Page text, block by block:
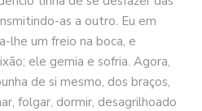
as a outro. Eu em
lhe um freio na boca, e
ele gemia e sofria. Agora,
de si mesmo, dos braços,
folgar, dormir, desagrilhoado